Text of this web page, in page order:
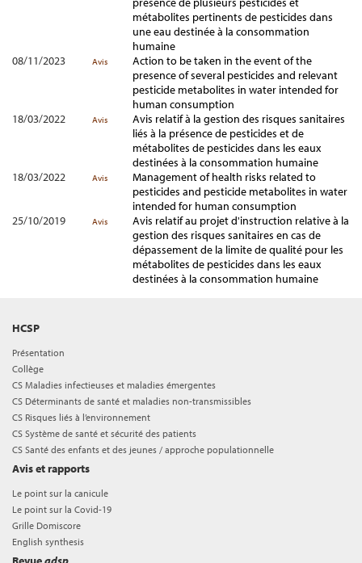
métabolites pertinents de pesticides dans
une eau destinée à la consommation
humaine
08/11/2023
Avis
Action to be taken in the event of the
presence of several pesticides and relevant
pesticide metabolites in water intended for
human consumption
18/03/2022
Avis
Avis relatif à la gestion des risques sanitaires
liés à la présence de pesticides et de
métabolites de pesticides dans les eaux
destinées à la consommation humaine
18/03/2022
Avis
Management of health risks related to
pesticides and pesticide metabolites in water
intended for human consumption
25/10/2019
Avis
Avis relatif au projet d'instruction relative à la
gestion des risques sanitaires en cas de
dépassement de la limite de qualité pour les
métabolites de pesticides dans les eaux
destinées à la consommation humaine
HCSP
Présentation
Collège
CS Maladies infectieuses et maladies émergentes
CS Déterminants de santé et maladies non-transmissibles
CS Risques liés à l’environnement
CS Système de santé et sécurité des patients
CS Santé des enfants et des jeunes / approche populationnelle
Avis et rapports
Le point sur la canicule
Le point sur la Covid-19
Grille Domiscore
English synthesis